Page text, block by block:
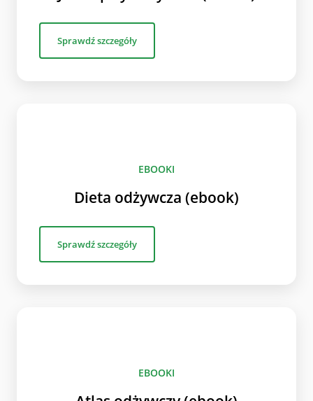
Sprawdź szczegóły
EBOOKI
Dieta odżywcza (ebook)
Sprawdź szczegóły
EBOOKI